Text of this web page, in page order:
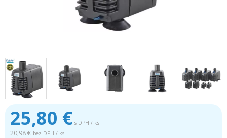
25,80 € s DPH / ks
20,98 € bez DPH / ks